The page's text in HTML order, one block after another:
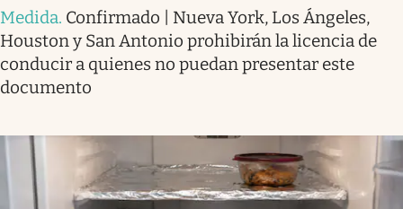
Medida. Confirmado | Nueva York, Los Ángeles,
Houston y San Antonio prohibirán la licencia de
conducir a quienes no puedan presentar este
documento